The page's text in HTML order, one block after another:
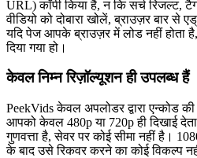
URL) कॉपी किया है, न कि सर्च रिजल्ट,
वीडियो को दोबारा खोलें, ब्राउज़र बार
यदि पेज आपके ब्राउज़र में लोड नहीं होता
दिया गया हो।
केवल निम्न रिज़ॉल्यूशन ही उपलब्ध हैं
PeekVids केवल अपलोडर द्वारा एन्कोड की
आपको केवल 480p या 720p ही दिखाई
गुणवत्ता है, सेवर पर कोई सीमा नहीं है।
के बाद उसे रिकवर करने का कोई विकल्प